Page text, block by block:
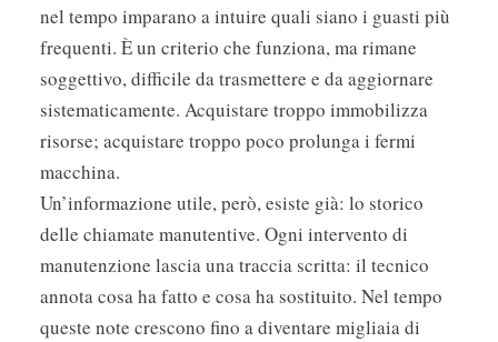
nel tempo imparano a intuire quali siano i guasti più
frequenti. È un criterio che funziona, ma rimane
soggettivo, difficile da trasmettere e da aggiornare
sistematicamente. Acquistare troppo immobilizza
risorse; acquistare troppo poco prolunga i fermi
macchina.
Un’informazione utile, però, esiste già: lo storico
delle chiamate manutentive. Ogni intervento di
manutenzione lascia una traccia scritta: il tecnico
annota cosa ha fatto e cosa ha sostituito. Nel tempo
queste note crescono fino a diventare migliaia di